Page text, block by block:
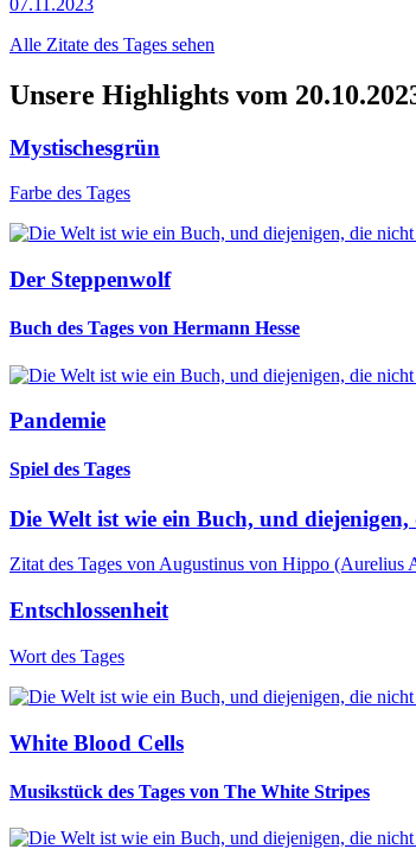
Alle Zitate des Tages sehen
Unsere Highlights vom
Mystischesgrün
Farbe des Tages
Der Steppenwolf
Buch des Tages von Hermann Hesse
Pandemie
Spiel des Tages
Die Welt ist wie ein Buch, und diejenigen,
Zitat des Tages von Augustinus von Hippo (Aurelius
Entschlossenheit
Wort des Tages
White Blood Cells
Musikstück des Tages von The White Stripes